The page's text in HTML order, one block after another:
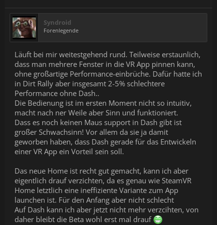
Syndroid
Forenlegende
Läuft bei mir weitestgehend rund. Teilweise erstaunlich,
dass man mehrere Fenster in die VR App pinnen kann,
ohne großartige Performance-einbrüche. Dafür hatte ich
in Dirt Rally aber insgesamt 2-5% schlechtere
Performance ohne Dash..
Die Bedienung ist im ersten Moment nicht so intuitiv,
macht nach ner Weile aber Sinn und funktioniert.
Dass es noch keinen Maus support in Dash gibt ist
großer Schwachsinn! Vor allem da sie ja damit
geworben haben, dass Dash gerade für das Entwickeln
einer VR App ein Vorteil sein soll.
Das neue Home ist recht gut gemacht, kann ich aber
eigentlich drauf verzichten, da es genau wie SteamVR
Home letztlich eine ineffiziente Variante zum App
launchen ist. Für den Anfang aber nicht schlecht
Auf Dash kann ich aber jetzt nicht mehr verzcihten, von
daher bleibt die Beta wohl erst mal drauf